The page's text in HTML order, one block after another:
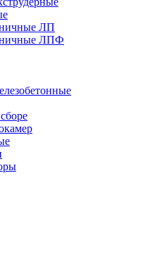
ЛП
ЛПФ